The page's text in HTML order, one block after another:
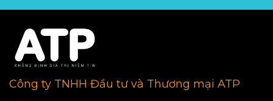
Công ty TNHH Đầu tư và Thương mại ATP